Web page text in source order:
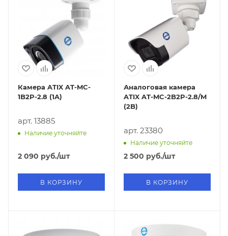
Камера ATIX AT-MC-
1B2P-2.8 (1A)
арт. 13885
Наличие уточняйте
2 090 руб./шт
В КОРЗИНУ
Аналоговая камера
ATIX AT-MC-2B2P-2.8/M
(2B)
арт. 23380
Наличие уточняйте
2 500 руб./шт
В КОРЗИНУ